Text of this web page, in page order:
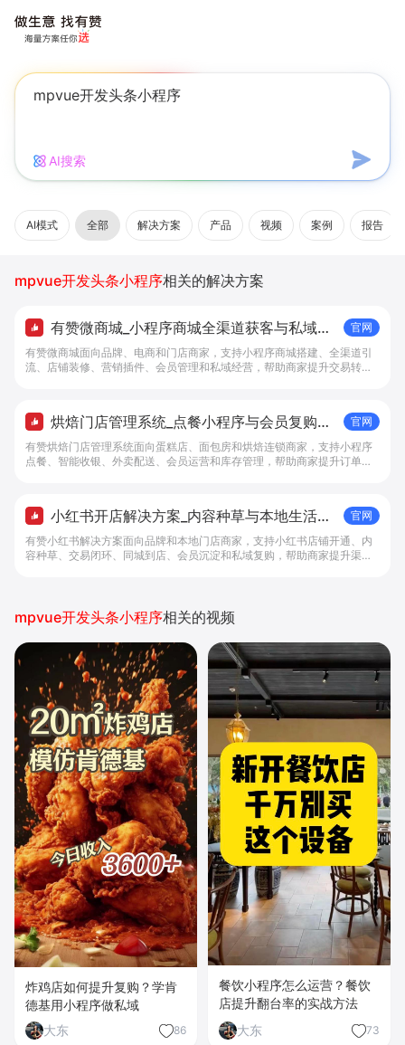
AI搜索
AI模式 全部 解决方案 产品 视频 案例 报告
mpvue开发头条小程序相关的解决方案
有赞微商城_小程序商城全渠道获客与私域复
购工具 - 做生意, 找有赞
官网
有赞微商城面向品牌、电商和门店商家，支持小程序商城搭建、全渠道引
流、店铺装修、营销插件、会员管理和私域经营，帮助商家提升交易转化
烘焙门店管理系统_点餐小程序与会员复购工
具 - 做生意, 找有赞
官网
有赞烘焙门店管理系统面向蛋糕店、面包房和烘焙连锁商家，支持小程序
点餐、智能收银、外卖配送、会员运营和库存管理，帮助商家提升订单转
小红书开店解决方案_内容种草与本地生活转
化工具 - 做生意, 找有赞
官网
有赞小红书解决方案面向品牌和本地门店商家，支持小红书店铺开通、内
容种草、交易闭环、同城到店、会员沉淀和私域复购，帮助商家提升渠道
mpvue开发头条小程序相关的视频
炸鸡店如何提升复购？学肯
德基用小程序做私域
大东
86
餐饮小程序怎么运营？餐饮
店提升翻台率的实战方法
大东
73